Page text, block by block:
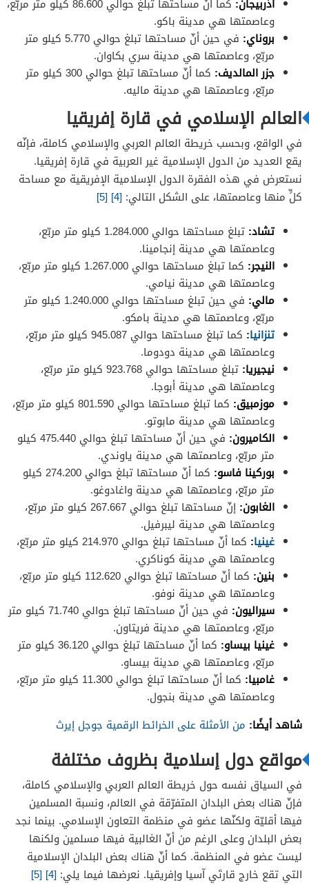
أذربيجان:
كما أنّ مساحتها تبلغ حوالي 86.600 كيلو متر مربّع،
وعاصمتها هي مدينة باكو.
بروناي:
في حين أنّ مساحتها تبلغ حوالي 5.770 كيلو متر
مربّع، وعاصمتها هي مدينة سري بكاوان.
جزر المالديف:
كما أنّ مساحتها تبلغ حوالي 300 كيلو متر
مربّع، وعاصمتها هي مدينة ماليه.
العالم الإسلامي في قارة إفريقيا
في الواقع، وبحسب خريطة العالم العربي والإسلامي كاملة، فإنّه
يقع العديد من الدول الإسلامية غير العربية في قارة إفريقيا.
نستعرض في هذه الفقرة الدول الإسلامية الإفريقية مع مساحة
كلٍّ منها وعاصمتها، على الشكل التالي: [4]
[5]
تشاد:
تبلغ مساحتها حوالي 1.284.000 كيلو متر مربّع،
وعاصمتها هي مدينة إنجامينا.
النيجر:
كما تبلغ مساحتها حوالي 1.267.000 كيلو متر مربّع،
وعاصمتها هي مدينة نيامي.
مالي:
في حين تبلغ مساحتها حوالي 1.240.000 كيلو متر
مربّع، وعاصمتها هي مدينة بامكو.
تنزانيا:
كما تبلغ مساحتها حوالي 945.087 كيلو متر مربّع،
وعاصمتها هي مدينة دودوما.
نيجيريا:
تبلغ مساحتها حوالي 923.768 كيلو متر مربّع،
وعاصمتها هي مدينة أبوجا.
موزمبيق:
كما تبلغ مساحتها حوالي 801.590 كيلو متر مربّع،
وعاصمتها هي مدينة مابوتو.
الكاميرون:
في حين أنّ مساحتها تبلغ حوالي 475.440 كيلو
متر مربّع، وعاصمتها هي مدينة ياوندي.
بوركينا فاسو:
كما أنّ مساحتها تبلغ حوالي 274.200 كيلو
متر مربّع، وعاصمتها هي مدينة واغادوغو.
الغابون:
إنّ مساحتها تبلغ حوالي 267.667 كيلو متر مربّع،
وعاصمتها هي مدينة ليبرفيل.
غينيا:
كما أنّ مساحتها تبلغ حوالي 214.970 كيلو متر مربّع،
وعاصمتها هي مدينة كوناكري.
بنين:
كما أنّ مساحتها تبلغ حوالي 112.620 كيلو متر مربّع،
وعاصمتها هي مدينة نوفو.
سيراليون:
في حين أنّ مساحتها تبلغ حوالي 71.740 كيلو متر
مربّع، وعاصمتها هي مدينة فريتاون.
غينيا بيساو:
كما أنّ مساحتها تبلغ حوالي 36.120 كيلو متر
مربّع، وعاصمتها هي مدينة بيساو.
غامبيا:
كما أنّ مساحتها تبلغ حوالي 11.300 كيلو متر مربّع،
وعاصمتها هي مدينة بنجول.
شاهد أيضًا: من الأمثلة على الخرائط الرقمية جوجل إيرث
مواقع دول إسلامية بظروف مختلفة
في السياق نفسه حول خريطة العالم العربي والإسلامي كاملة،
فإنّ هناك بعض البلدان المتفرّقة في العالم، ونسبة المسلمين
فيها أقليّة ولكنّها عضو في منظمة التعاون الإسلامي. بينما نجد
بعض البلدان وعلى الرغم من أنّ الغالبية فيها مسلمين ولكنها
ليست عضو في المنظمة. كما أنّ هناك بعض البلدان الإسلامية
التي تقع خارج قارتَي آسيا وإفريقيا. نعرضها فيما يلي: [4]
[5]